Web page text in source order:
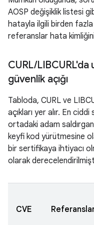
AOSP değişiklik listesi
hatayla ilgili birden
referanslar hata
CURL/
güvenlik açığı
Tabloda, CURL ve
açıkları yer alır. En
ortadaki adam
keyfi kod yürütmesine
bir sertifikaya ihtiyacı
olarak
CVE